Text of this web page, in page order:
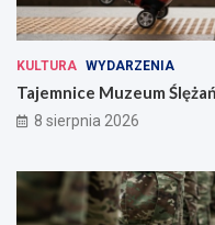
KULTURA WYDARZENIA
Tajemnice Muzeum
8 sierpnia 2026